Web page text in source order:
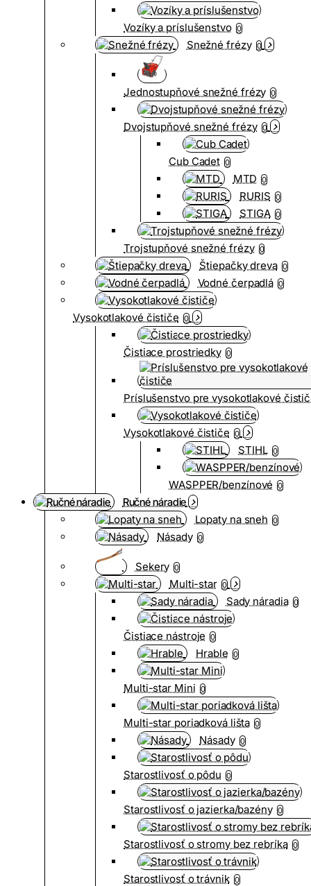
Vozíky a príslušenstvo 0
Snežné frézy 0
Jednostupňové snežné frézy 0
Dvojstupňové snežné frézy 0
Cub Cadet 0
MTD 0
RURIS 0
STIGA 0
Trojstupňové snežné frézy 0
Štiepačky dreva 0
Vodné čerpadlá 0
Vysokotlakové čističe 0
Čistiace prostriedky 0
Príslušenstvo pre vysokotlakové
Vysokotlakové čističe 0
STIHL 0
WASPPER/benzínové 0
Ručné náradie
Lopaty na sneh 0
Násady 0
Sekery 0
Multi-star 0
Sady náradia 0
Čistiace nástroje 0
Hrable 0
Multi-star Mini 0
Multi-star poriadková lišta 0
Násady 0
Starostlivosť o pôdu 0
Starostlivosť o jazierka/bazény 0
Starostlivosť o stromy bez rebríka 0
Starostlivosť o trávnik 0